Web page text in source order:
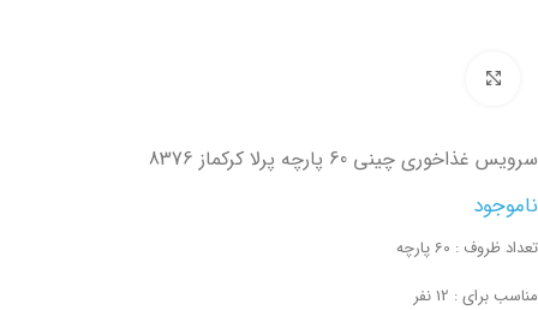
سرویس غذاخوری چینی 60 پارچه پرلا کرکماز 8376
ناموجود
تعداد ظروف : 60 پارچه
مناسب برای : 12 نفر